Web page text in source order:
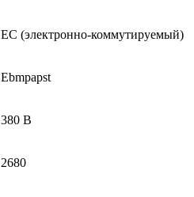
EC (электронно-коммутируемый)
Ebmpapst
380 В
2680